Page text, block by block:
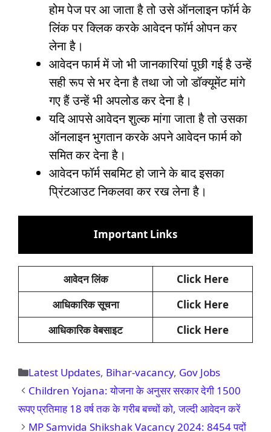
होम पेज पर आ जाता है तो उसे ऑनलाइन फॉर्म के
लिंक पर क्लिक करके आवेदन फॉर्म ओपन कर
लेना है।
आवेदन फार्म में जो भी जानकारियां पूछी गई है उन्हें
सही रूप से भर देना है तथा जो जो डॉक्यूमेंट मांगे
गए हैं उन्हें भी अपलोड कर देना है।
यदि आपसे आवेदन शुल्क मांगा जाता है तो उसका
ऑनलाइन भुगतान करके अपने आवेदन फार्म को
समित कर देना है।
आवेदन फॉर्म सबमिट हो जाने के बाद इसका
प्रिंटआउट निकलवा कर रख लेना है।
Important Links
आवेदन लिंक
Click Here
आधिकारिक सूचना
Click Here
आधिकारिक वेबसाइट
Click Here
Categories
Latest Updates, Bihar-vacancy, Gov Jobs
Children Yojana: योजना के अनुसर सरकार देगी 1500
रूपए प्रतिमाह 18 वर्ष तक के गरीब बच्चों को, जल्दी आवेदन करें
MP Samvida Shikshak Vacancy 2024: 8454 पदों